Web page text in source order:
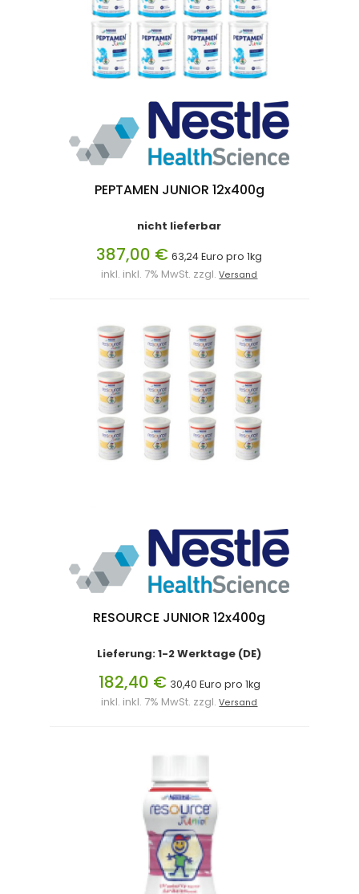
PEPTAMEN JUNIOR 12x400g
nicht lieferbar
387,00 € 63,24 Euro pro 1kg
inkl. inkl. 7% MwSt. zzgl.Versand
RESOURCE JUNIOR 12x400g
Lieferung: 1-2 Werktage (DE)
182,40 € 30,40 Euro pro 1kg
inkl. inkl. 7% MwSt. zzgl.Versand